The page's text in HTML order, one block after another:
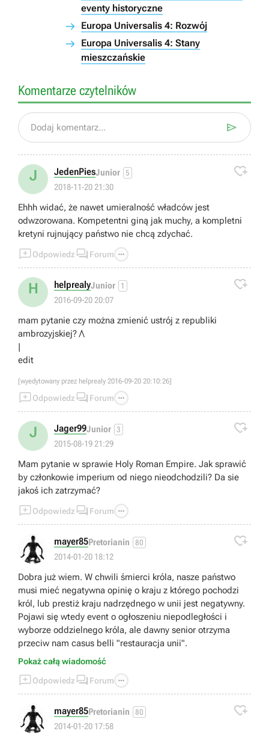
eventy historyczne
Europa Universalis 4: Rozwój
Europa Universalis 4: Stany
mieszczańskie
Komentarze czytelników
Dodaj komentarz... 
J JedenPiesJunior 5
2018-11-20 21:30

Ehhh widać, że nawet umieralność władców jest
odwzorowana. Kompetentni giną jak muchy, a kompletni
kretyni rujnujący państwo nie chcą zdychać.
Odpowiedz  Forum 
H helprealyJunior 1
2016-09-20 20:07

mam pytanie czy można zmienić ustrój z republiki
ambrozyjskiej? /\
|
edit
[wyedytowany przez helprealy 2016-09-20 20:10:26]
Odpowiedz  Forum 
J Jager99Junior 3
2015-08-19 21:29

Mam pytanie w sprawie Holy Roman Empire. Jak sprawić
by członkowie imperium od niego nieodchodzili? Da sie
jakoś ich zatrzymać?
Odpowiedz  Forum 
mayer85Pretorianin 80
2014-01-20 18:12

Dobra już wiem. W chwili śmierci króla, nasze państwo
musi mieć negatywna opinię o kraju z którego pochodzi
król, lub prestiż kraju nadrzędnego w unii jest negatywny.
Pojawi się wtedy event o ogłoszeniu niepodległości i
wyborze oddzielnego króla, ale dawny senior otrzyma
przeciw nam casus belli "restauracja unii".
Pokaż całą wiadomość
Odpowiedz  Forum 
mayer85Pretorianin 80
2014-01-20 17:58
